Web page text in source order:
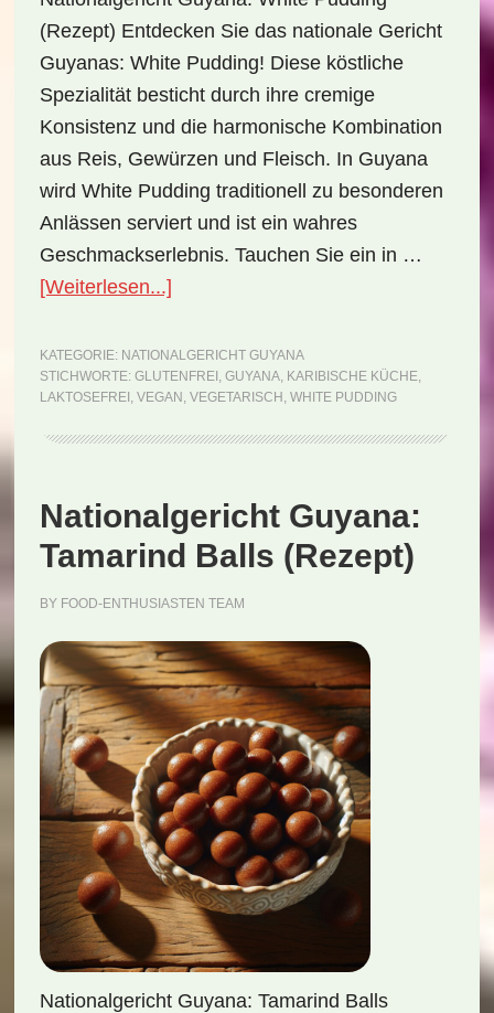
(Rezept) Entdecken Sie das nationale Gericht
Guyanas: White Pudding! Diese köstliche
Spezialität besticht durch ihre cremige
Konsistenz und die harmonische Kombination
aus Reis, Gewürzen und Fleisch. In Guyana
wird White Pudding traditionell zu besonderen
Anlässen serviert und ist ein wahres
Geschmackserlebnis. Tauchen Sie ein in …
[Weiterlesen...]ÜberNationalgericht
White
Pudding
KATEGORIE: NATIONALGERICHT GUYANA
STICHWORTE: GLUTENFREI , GUYANA, KARIBISCHE KÜCHE,
LAKTOSEFREI , VEGAN , VEGETARISCH , WHITE PUDDING
Nationalgericht Guyana:
Tamarind Balls (Rezept)
BY FOOD-ENTHUSIASTEN TEAM
Nationalgericht Guyana: Tamarind Balls